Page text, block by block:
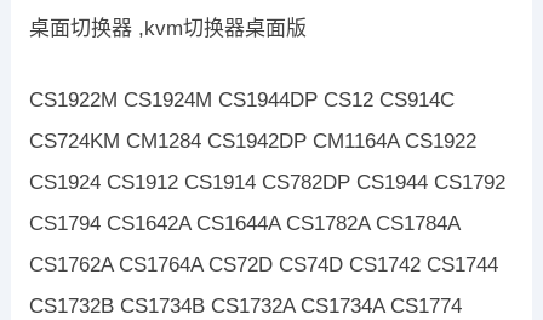
桌面切换器 ,kvm切换器桌面版
CS1922M CS1924M CS1944DP CS12 CS914C
CS724KM CM1284 CS1942DP CM1164A CS1922
CS1924 CS1912 CS1914 CS782DP CS1944 CS1792
CS1794 CS1642A CS1644A CS1782A CS1784A
CS1762A CS1764A CS72D CS74D CS1742 CS1744
CS1732B CS1734B CS1732A CS1734A CS1774